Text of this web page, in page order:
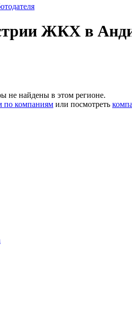
ЖКХ в
не найдены в этом регионе.
по компаниям или посмотреть